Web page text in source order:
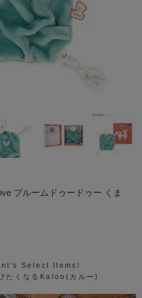
プルームドゥードゥー くま
Select Items!
たくなるKaloo(カルー)